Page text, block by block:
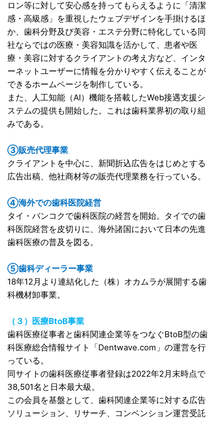
ロン等に対して安心感を持ってもらえるように「清潔
感・高級感」を重視したウェブデザインを手掛けるほ
か、歯科分野及び美容・エステ分野に特化している同
社ならではの医療・美容知識を活かして、患者や医
療・美容に対するクライアントの考え方など、インタ
ーネットユーザーに情報を分かりやすく伝えることが
できるホームページを制作している。
また、人工知能（AI）機能を搭載したWeb接遇支援シ
ステムの提供も開始した。これは歯科業界初の取り組
みである。
③販売代理事業
クライアントを中心に、新聞折込広告をはじめとする
広告出稿、他社商材等の販売代理業務を行っている。
④海外での歯科医院経営
タイ・バンコクで歯科医院の経営を開始。タイでの歯
科医院経営を皮切りに、海外諸国において日本の先進
歯科医療の普及を図る。
⑤歯科ディーラー事業
18年12月より連結化した（株）オカムラが展開する歯
科機材卸事業。
（３）医療BtoB事業
歯科医療従事者と歯科関連企業等をつなぐBtoB型の歯
科医療総合情報サイト「Dentwave.com」の運営を行
っている。
同サイトの歯科医療従事者登録は2022年2月末時点で
38,501名と日本最大級。
この会員を基盤として、歯科関連企業等に対する広告
ソリューション、リサーチ、コンベンション運営受託